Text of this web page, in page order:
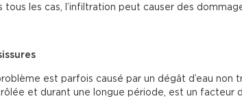
tous les cas, l’infiltration peut causer des
est parfois causé par un dégât d’eau non
et durant une longue période, est un facteur